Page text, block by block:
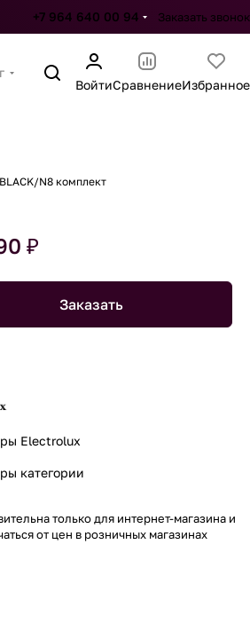
+7 964 640 00 94 Заказать звонок
ВойтиСравнениеИзбранное
N8 комплект
₽
Заказать
Electrolux
категории
только для интернет-магазина и
от цен в розничных магазинах